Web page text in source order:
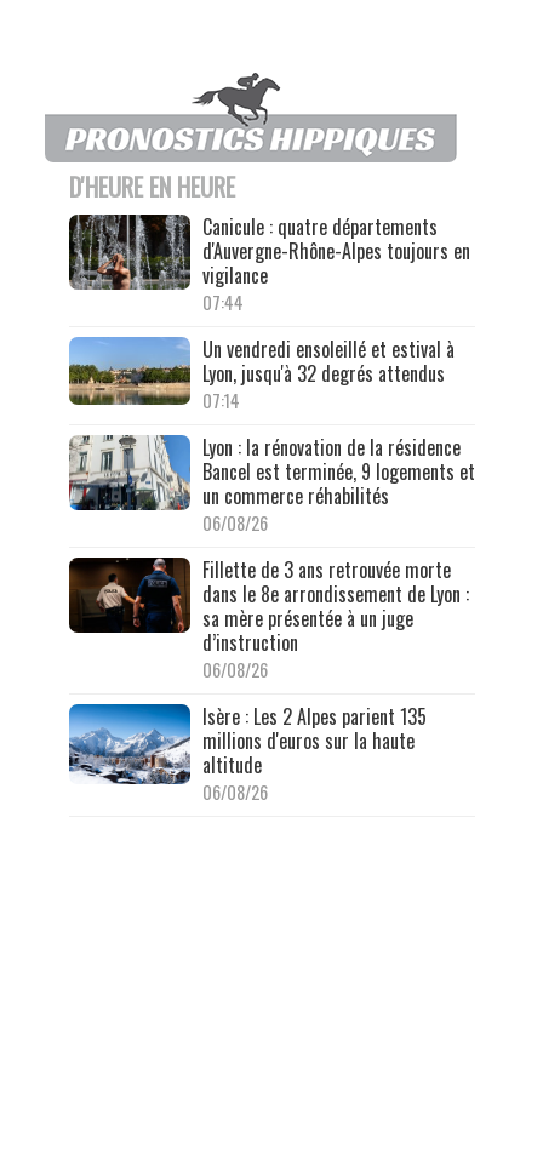
D'HEURE EN HEURE
Canicule : quatre départements
d'Auvergne-Rhône-Alpes toujours en
vigilance
07:44
Un vendredi ensoleillé et estival à
Lyon, jusqu'à 32 degrés attendus
07:14
Lyon : la rénovation de la résidence
Bancel est terminée, 9 logements et
un commerce réhabilités
06/08/26
Fillette de 3 ans retrouvée morte
dans le 8e arrondissement de Lyon :
sa mère présentée à un juge
d’instruction
06/08/26
Isère : Les 2 Alpes parient 135
millions d'euros sur la haute
altitude
06/08/26